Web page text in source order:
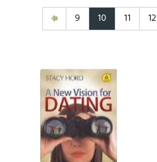
9 10 11 12